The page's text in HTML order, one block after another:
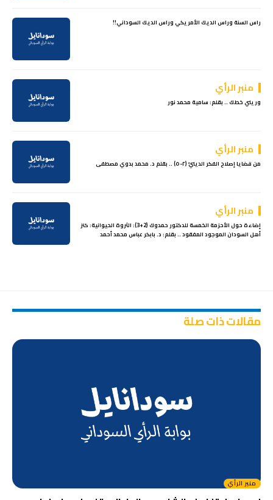
راس السنة وراس الديك الأمريكي وراس الديك السوداني!!
منبر الرأي
وريني خطك .. بقلم: سامية محمد نور
منبر الرأي
من قضايا إصلاح الفكر الدينيّ (٢-٥) .. بقلم د. محمد بدوي مصطفى
منبر الرأي
إضاءة حول الأحزمة الخمسة للدكتور حمدوك (2+3): الثروة الحيوانية: كنز
أهل السودان الموجود المفقود .. بقلم: د. بابكر عباس محمد أحمد
مقالات ذات صلة
منبر الرأي